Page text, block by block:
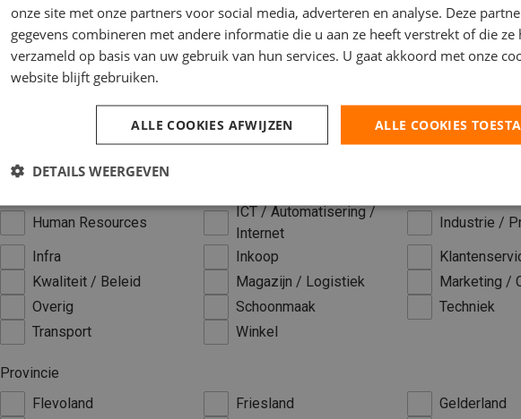
Vakgebied
Administratief /
Agro
Bouw
Commercieel
Facilitair
Financieel
Food
Human Resources
ICT / Automatisering /
Internet
Industrie /
Infra
Inkoop
Kwaliteit / Beleid
Magazijn / Logistiek
Marketing /
Overig
Schoonmaak
Techniek
Transport
Winkel
Provincie
Flevoland
Friesland
Gelderland
onze site met onze partners voor social media, adverteren en analyse. Deze
gegevens combineren met andere informatie die u aan ze heeft verstrekt of die ze
verzameld op basis van uw gebruik van hun services. U gaat akkoord met onze
website blijft gebruiken.
ALLE COOKIES
ALLE COOKIES AFWIJZEN
DETAILS WEERGEVEN